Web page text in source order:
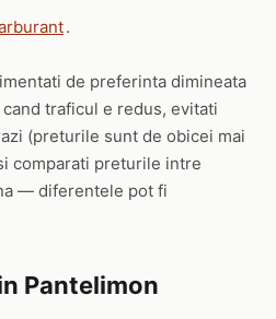
.
de preferinta dimineata
traficul e redus, evitati
(preturile sunt de obicei mai
comparati preturile intre
— diferentele pot fi
Pantelimon